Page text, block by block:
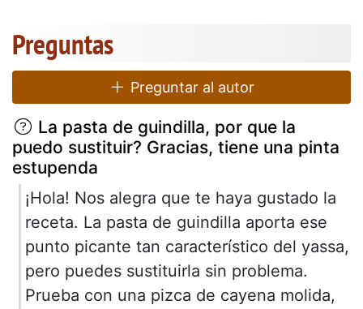
Preguntas
Preguntar al autor
La pasta de guindilla, por que la
puedo sustituir? Gracias, tiene una pinta
estupenda
¡Hola! Nos alegra que te haya gustado la
receta. La pasta de guindilla aporta ese
punto picante tan característico del yassa,
pero puedes sustituirla sin problema.
Prueba con una pizca de cayena molida,